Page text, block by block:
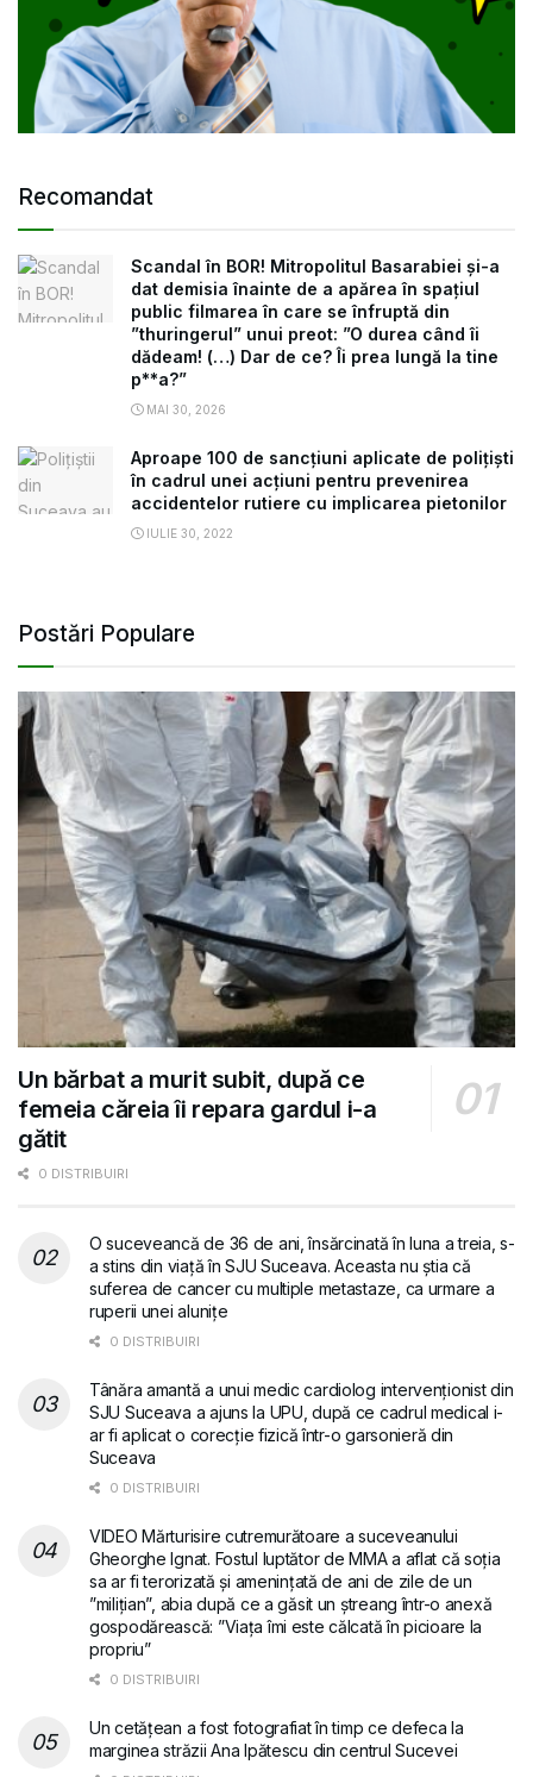
Recomandat
Scandal în BOR! Mitropolitul Basarabiei și-a
dat demisia înainte de a apărea în spațiul
public filmarea în care se înfruptă din
”thuringerul” unui preot: ”O durea când îi
dădeam! (…) Dar de ce? Îi prea lungă la tine
p**a?”
MAI 30, 2026
Aproape 100 de sancțiuni aplicate de polițiști
în cadrul unei acțiuni pentru prevenirea
accidentelor rutiere cu implicarea pietonilor
IULIE 30, 2022
Postări Populare
Un bărbat a murit subit, după ce
femeia căreia îi repara gardul i-a
gătit
0 DISTRIBUIRI
O suceveancă de 36 de ani, însărcinată în luna a treia, s-
a stins din viață în SJU Suceava. Aceasta nu știa că
suferea de cancer cu multiple metastaze, ca urmare a
ruperii unei alunițe
0 DISTRIBUIRI
Tânăra amantă a unui medic cardiolog intervenționist din
SJU Suceava a ajuns la UPU, după ce cadrul medical i-
ar fi aplicat o corecție fizică într-o garsonieră din
Suceava
0 DISTRIBUIRI
VIDEO Mărturisire cutremurătoare a suceveanului
Gheorghe Ignat. Fostul luptător de MMA a aflat că soția
sa ar fi terorizată și amenințată de ani de zile de un
”milițian”, abia după ce a găsit un ștreang într-o anexă
gospodărească: ”Viața îmi este călcată în picioare la
propriu”
0 DISTRIBUIRI
Un cetățean a fost fotografiat în timp ce defeca la
marginea străzii Ana Ipătescu din centrul Sucevei